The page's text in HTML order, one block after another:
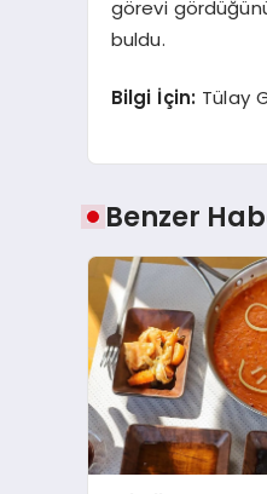
görevi
buldu.
Bilgi İçin: Tülay
Benzer